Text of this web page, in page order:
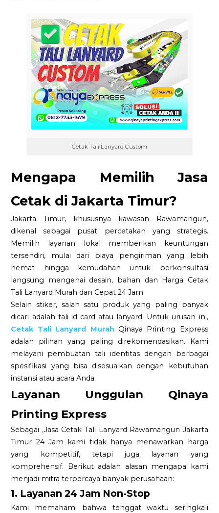
Cetak Tali Lanyard Custom
Mengapa Memilih Jasa
Cetak di Jakarta Timur?
Jakarta Timur, khususnya kawasan Rawamangun,
dikenal sebagai pusat percetakan yang strategis.
Memilih layanan lokal memberikan keuntungan
tersendiri, mulai dari biaya pengiriman yang lebih
hemat hingga kemudahan untuk berkonsultasi
langsung mengenai desain, bahan dan Harga Cetak
Tali Lanyard Murah dan Cepat 24 Jam
Selain stiker, salah satu produk yang paling banyak
dicari adalah tali id card atau lanyard. Untuk urusan ini,
Cetak Tali Lanyard Murah Qinaya Printing Express
adalah pilihan yang paling direkomendasikan. Kami
melayani pembuatan tali identitas dengan berbagai
spesifikasi yang bisa disesuaikan dengan kebutuhan
instansi atau acara Anda.
Layanan Unggulan Qinaya
Printing Express
Sebagai ,Jasa Cetak Tali Lanyard Rawamangun Jakarta
Timur 24 Jam kami tidak hanya menawarkan harga
yang kompetitif, tetapi juga layanan yang
komprehensif. Berikut adalah alasan mengapa kami
menjadi mitra terpercaya banyak perusahaan:
1. Layanan 24 Jam Non-Stop
Kami memahami bahwa tenggat waktu seringkali